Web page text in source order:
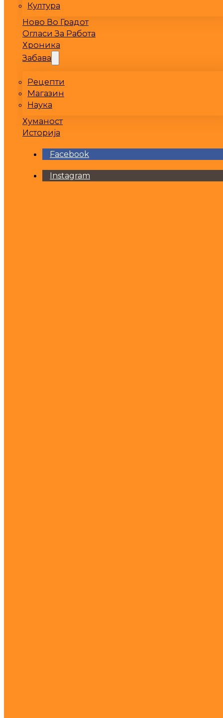
Култура
Ново Во Градот
Огласи За Работа
Хроника
Забава
Рецепти
Магазин
Наука
Хуманост
Историја
Facebook
Instagram